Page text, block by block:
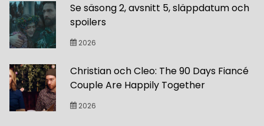
Se säsong 2, avsnitt 5, släppdatum och
spoilers
2026
Christian och Cleo: The 90 Days Fiancé
Couple Are Happily Together
2026